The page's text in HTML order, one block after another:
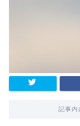
記事内